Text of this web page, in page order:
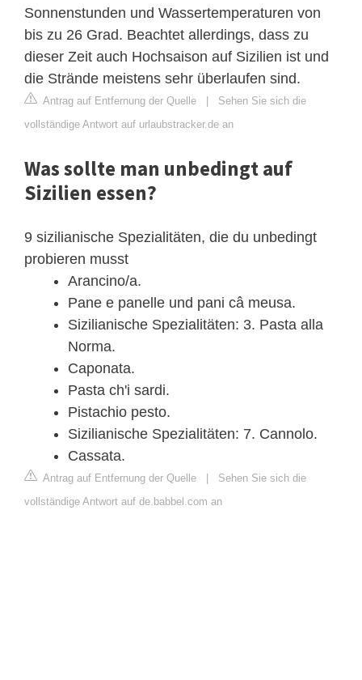
Sonnenstunden und Wassertemperaturen von
bis zu 26 Grad. Beachtet allerdings, dass zu
dieser Zeit auch Hochsaison auf Sizilien ist und
die Strände meistens sehr überlaufen sind.
Antrag auf Entfernung der Quelle | Sehen Sie sich die
vollständige Antwort auf urlaubstracker.de an
Was sollte man unbedingt auf
Sizilien essen?
9 sizilianische Spezialitäten, die du unbedingt
probieren musst
Arancino/a.
Pane e panelle und pani câ meusa.
Sizilianische Spezialitäten: 3. Pasta alla
Norma.
Caponata.
Pasta ch'i sardi.
Pistachio pesto.
Sizilianische Spezialitäten: 7. Cannolo.
Cassata.
Antrag auf Entfernung der Quelle | Sehen Sie sich die
vollständige Antwort auf de.babbel.com an